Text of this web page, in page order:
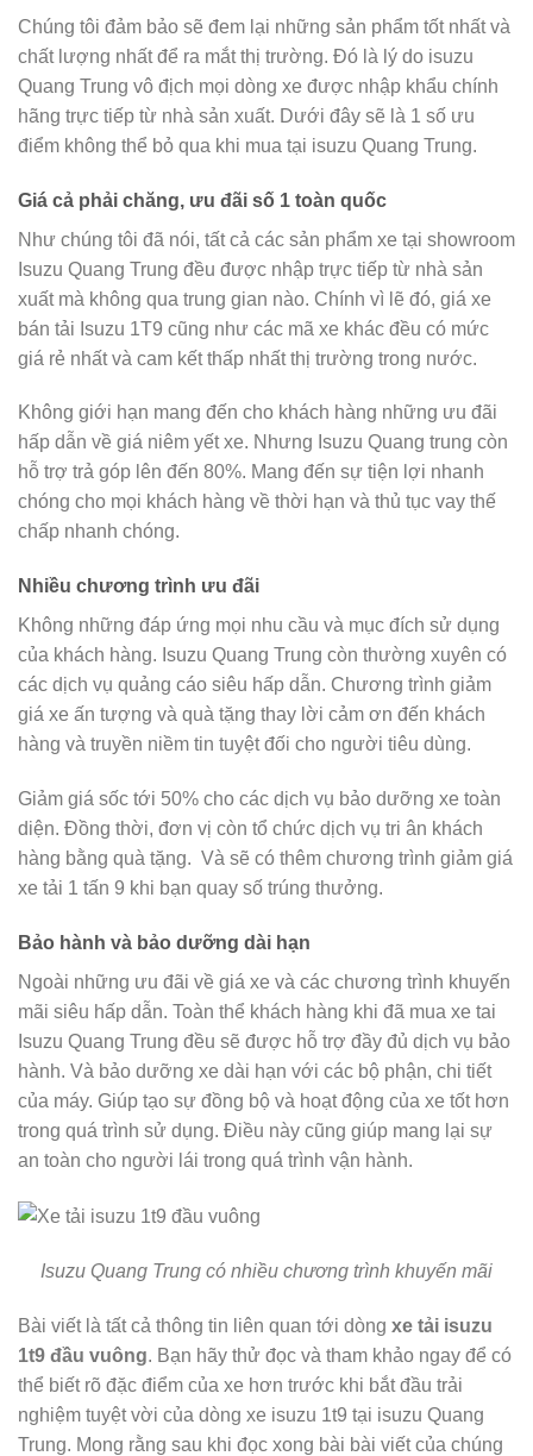
Chúng tôi đảm bảo sẽ đem lại những sản phẩm tốt nhất và
chất lượng nhất để ra mắt thị trường. Đó là lý do isuzu
Quang Trung vô địch mọi dòng xe được nhập khẩu chính
hãng trực tiếp từ nhà sản xuất. Dưới đây sẽ là 1 số ưu
điểm không thể bỏ qua khi mua tại isuzu Quang Trung.
Giá cả phải chăng, ưu đãi số 1 toàn quốc
Như chúng tôi đã nói, tất cả các sản phẩm xe tại showroom
Isuzu Quang Trung đều được nhập trực tiếp từ nhà sản
xuất mà không qua trung gian nào. Chính vì lẽ đó, giá xe
bán tải Isuzu 1T9 cũng như các mã xe khác đều có mức
giá rẻ nhất và cam kết thấp nhất thị trường trong nước.
Không giới hạn mang đến cho khách hàng những ưu đãi
hấp dẫn về giá niêm yết xe. Nhưng Isuzu Quang trung còn
hỗ trợ trả góp lên đến 80%. Mang đến sự tiện lợi nhanh
chóng cho mọi khách hàng về thời hạn và thủ tục vay thế
chấp nhanh chóng.
Nhiều chương trình ưu đãi
Không những đáp ứng mọi nhu cầu và mục đích sử dụng
của khách hàng. Isuzu Quang Trung còn thường xuyên có
các dịch vụ quảng cáo siêu hấp dẫn. Chương trình giảm
giá xe ấn tượng và quà tặng thay lời cảm ơn đến khách
hàng và truyền niềm tin tuyệt đối cho người tiêu dùng.
Giảm giá sốc tới 50% cho các dịch vụ bảo dưỡng xe toàn
diện. Đồng thời, đơn vị còn tổ chức dịch vụ tri ân khách
hàng bằng quà tặng. Và sẽ có thêm chương trình giảm giá
xe tải 1 tấn 9 khi bạn quay số trúng thưởng.
Bảo hành và bảo dưỡng dài hạn
Ngoài những ưu đãi về giá xe và các chương trình khuyến
mãi siêu hấp dẫn. Toàn thể khách hàng khi đã mua xe tai
Isuzu Quang Trung đều sẽ được hỗ trợ đầy đủ dịch vụ bảo
hành. Và bảo dưỡng xe dài hạn với các bộ phận, chi tiết
của máy. Giúp tạo sự đồng bộ và hoạt động của xe tốt hơn
trong quá trình sử dụng. Điều này cũng giúp mang lại sự
an toàn cho người lái trong quá trình vận hành.
Isuzu Quang Trung có nhiều chương trình khuyến mãi
Bài viết là tất cả thông tin liên quan tới dòng xe tải isuzu
1t9 đầu vuông. Bạn hãy thử đọc và tham khảo ngay để có
thể biết rõ đặc điểm của xe hơn trước khi bắt đầu trải
nghiệm tuyệt vời của dòng xe isuzu 1t9 tại isuzu Quang
Trung. Mong rằng sau khi đọc xong bài bài viết của chúng